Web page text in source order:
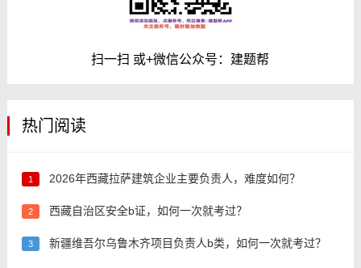
扫一扫 或+微信公众号：建题帮
热门阅读
1 2026年西藏拉萨建筑企业主要负责人，难度如何？
2 西藏自治区安全b证，如何一次就考过？
3 新疆维吾尔乌鲁木齐项目负责人b类，如何一次就考过？